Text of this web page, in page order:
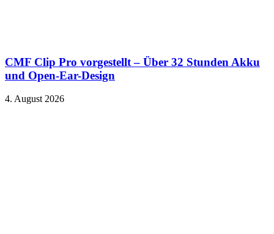
CMF Clip Pro vorgestellt – Über 32 Stunden Akku
und Open-Ear-Design
4. August 2026